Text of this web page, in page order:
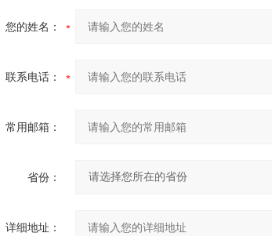
您的姓名：
联系电话：
常用邮箱：
省份：
详细地址：